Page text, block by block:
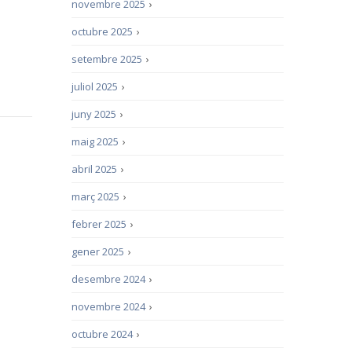
›
novembre 2025
›
octubre 2025
›
setembre 2025
›
juliol 2025
›
juny 2025
›
maig 2025
›
abril 2025
›
març 2025
›
febrer 2025
›
gener 2025
›
desembre 2024
›
novembre 2024
›
octubre 2024